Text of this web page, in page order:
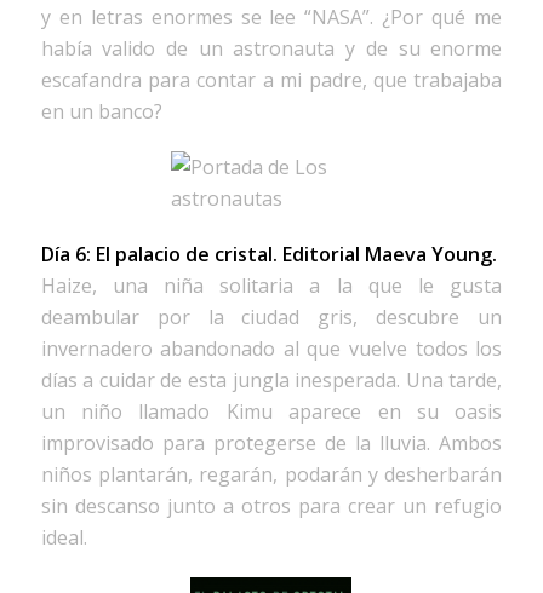
y en letras enormes se lee “NASA”. ¿Por qué me
había valido de un astronauta y de su enorme
escafandra para contar a mi padre, que trabajaba
en un banco?
Día 6: El palacio de cristal. Editorial Maeva Young.
Haize, una niña solitaria a la que le gusta
deambular por la ciudad gris, descubre un
invernadero abandonado al que vuelve todos los
días a cuidar de esta jungla inesperada. Una tarde,
un niño llamado Kimu aparece en su oasis
improvisado para protegerse de la lluvia. Ambos
niños plantarán, regarán, podarán y desherbarán
sin descanso junto a otros para crear un refugio
ideal.